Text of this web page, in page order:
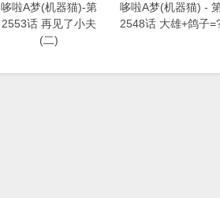
哆啦A梦(机器猫)-第
2553话 再见了小夫
(二)
哆啦A梦(机器猫) -
2548话 大雄+鸽子